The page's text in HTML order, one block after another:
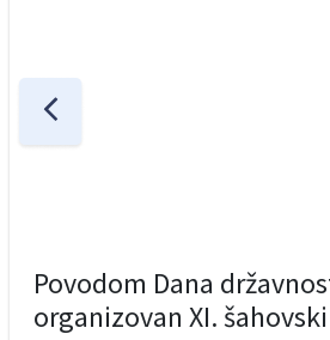
Povodom Dana
organizovan XI.